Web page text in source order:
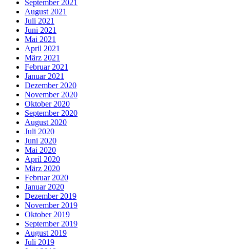
September 2021
August 2021
Juli 2021
Juni 2021
Mai 2021
April 2021
März 2021
Februar 2021
Januar 2021
Dezember 2020
November 2020
Oktober 2020
September 2020
August 2020
Juli 2020
Juni 2020
Mai 2020
April 2020
März 2020
Februar 2020
Januar 2020
Dezember 2019
November 2019
Oktober 2019
September 2019
August 2019
Juli 2019